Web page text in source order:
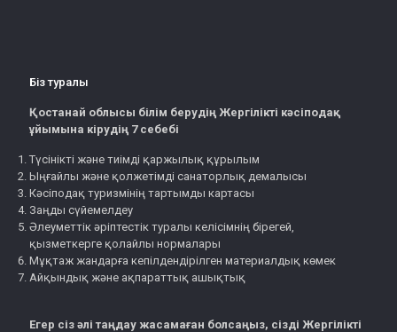
Біз туралы
Қостанай облысы білім берудің Жергілікті кәсіподақ
ұйымына кірудің 7 себебі
Түсінікті және тиімді қаржылық құрылым
Ыңғайлы және қолжетімді санаторлық демалысы
Кәсіподақ туризмінің тартымды картасы
Заңды сүйемелдеу
Әлеуметтік әріптестік туралы келісімнің бірегей,
қызметкерге қолайлы нормалары
Мұқтаж жандарға кепілдендірілген материалдық көмек
Айқындық және ақпараттық ашықтық
Егер сіз әлі таңдау жасамаған болсаңыз, сізді Жергілікті